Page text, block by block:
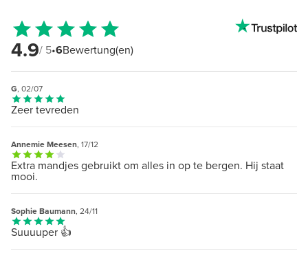
4.9/ 5•6Bewertung(en)
G, 02/07
Zeer tevreden
Annemie Meesen, 17/12
Extra mandjes gebruikt om alles in op te bergen. Hij staat
mooi.
Sophie Baumann, 24/11
Suuuuper 👍